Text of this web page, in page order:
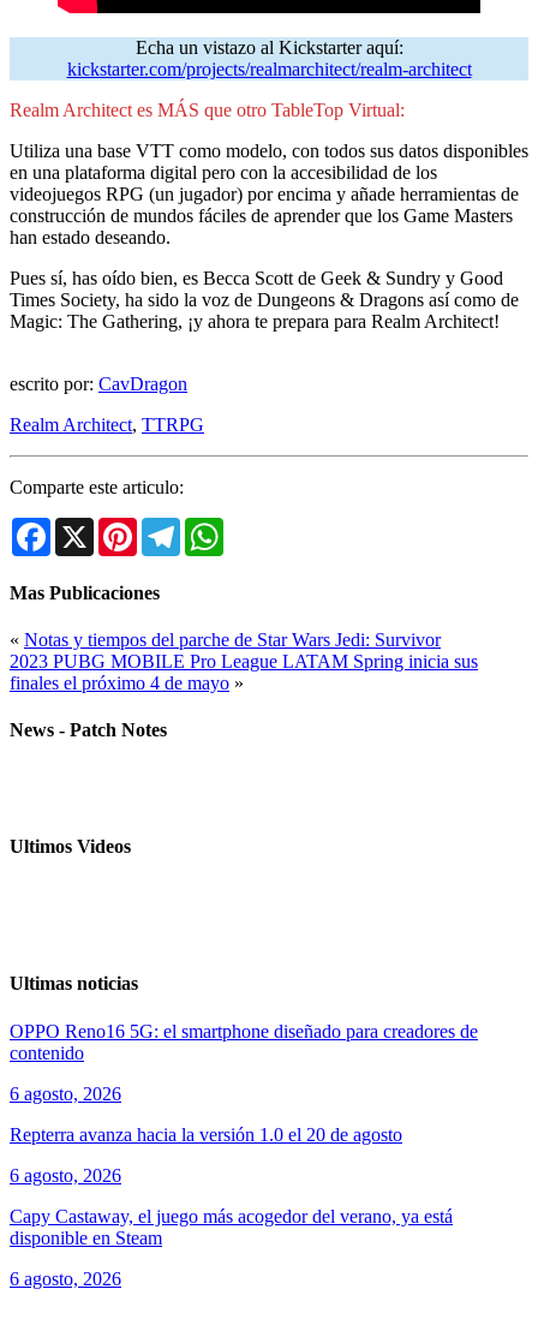
Echa un vistazo al Kickstarter aquí:
kickstarter.com/projects/realmarchitect/realm-architect
Realm Architect es MÁS que otro TableTop Virtual:
Utiliza una base VTT como modelo, con todos sus datos disponibles
en una plataforma digital pero con la accesibilidad de los
videojuegos RPG (un jugador) por encima y añade herramientas de
construcción de mundos fáciles de aprender que los Game Masters
han estado deseando.
Pues sí, has oído bien, es Becca Scott de Geek & Sundry y Good
Times Society, ha sido la voz de Dungeons & Dragons así como de
Magic: The Gathering, ¡y ahora te prepara para Realm Architect!
escrito por: CavDragon
Realm Architect, TTRPG
Comparte este articulo:
Facebook
X PinterestTelegram
Mas Publicaciones
« Notas y tiempos del parche de Star Wars Jedi: Survivor
2023 PUBG MOBILE Pro League LATAM Spring inicia sus
finales el próximo 4 de mayo »
News - Patch Notes
Ultimos Videos
Ultimas noticias
OPPO Reno16 5G: el smartphone diseñado para creadores de
contenido
6 agosto, 2026
Repterra avanza hacia la versión 1.0 el 20 de agosto
6 agosto, 2026
Capy Castaway, el juego más acogedor del verano, ya está
disponible en Steam
6 agosto, 2026